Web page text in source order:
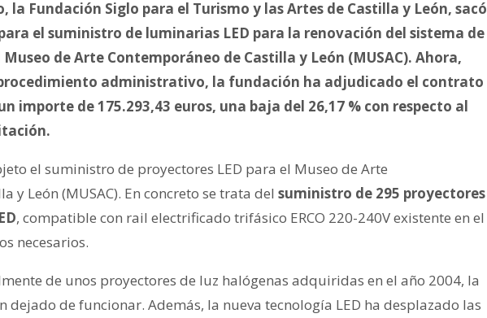
la Fundación Siglo para el Turismo y las Artes de Castilla y León, sacó
el suministro de luminarias LED para la renovación del sistema de
de Arte Contemporáneo de Castilla y León (MUSAC). Ahora,
procedimiento administrativo, la fundación ha adjudicado el contrato
importe de 175.293,43 euros, una baja del 26,17 % con respecto al
el suministro de proyectores LED para el Museo de Arte
y León (MUSAC). En concreto se trata del suministro de 295 proyectores
, compatible con rail electrificado trifásico ERCO 220-240V existente en el
necesarios.
de unos proyectores de luz halógenas adquiridas en el año 2004, la
dejado de funcionar. Además, la nueva tecnología LED ha desplazado las